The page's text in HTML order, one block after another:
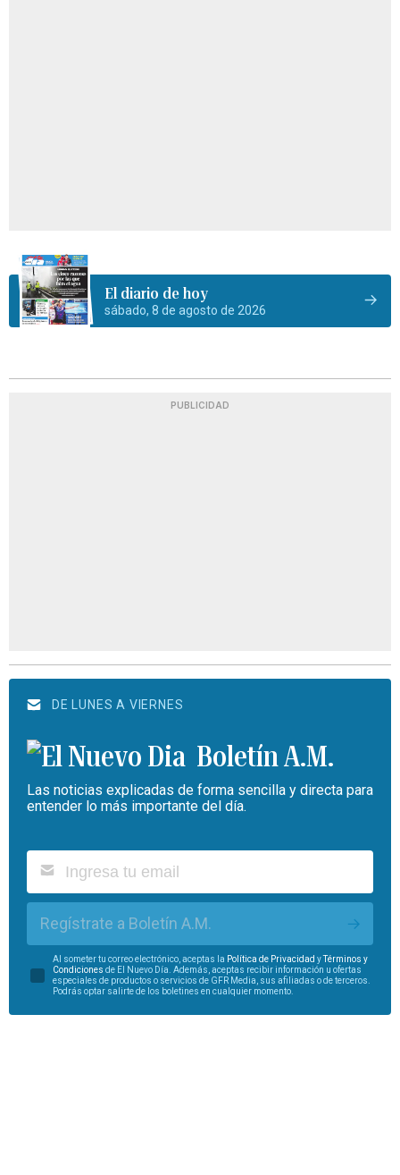
El diario de hoy
sábado, 8 de agosto de 2026
PUBLICIDAD
DE LUNES A VIERNES
Boletín A.M.
Las noticias explicadas de forma sencilla y directa para
entender lo más importante del día.
Regístrate a Boletín A.M.
Al someter tu correo electrónico, aceptas la Política de Privacidad yTérminos y
Condiciones de El Nuevo Día. Además, aceptas recibir información u ofertas
especiales de productos o servicios de GFR Media, sus afiliadas o de terceros.
Podrás optar salirte de los boletines en cualquier momento.